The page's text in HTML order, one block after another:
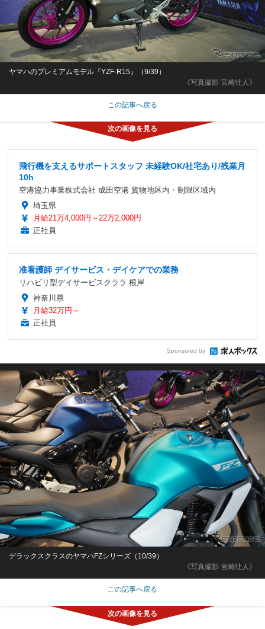
《写真撮影 宮崎壮人》
ヤマハのプレミアムモデル『YZF-R15』（9/39）
この記事へ戻る
飛行機を支えるサポートスタッフ 未経験OK/社宅あり/残業月
10h
空港協力事業株式会社 成田空港 貨物地区内・制限区域内
埼玉県
月給21万4,000円～22万2,000円
正社員
准看護師 デイサービス・デイケアでの業務
リハビリ型デイサービスクララ 根岸
神奈川県
月給32万円～
正社員
Sponsored by
《写真撮影 宮崎壮人》
デラックスクラスのヤマハFZシリーズ（10/39）
この記事へ戻る